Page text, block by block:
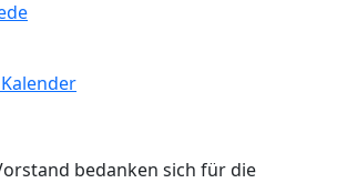
bedanken sich für die